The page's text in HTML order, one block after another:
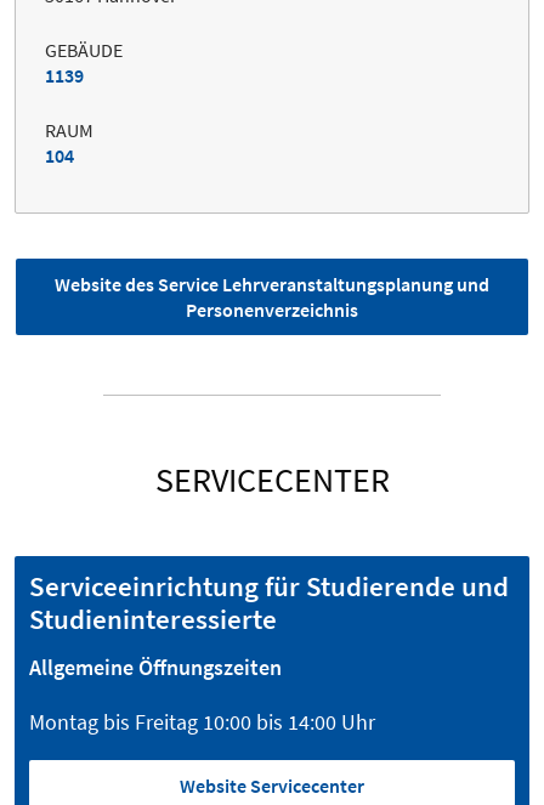
GEBÄUDE
1139
RAUM
104
Website des Service Lehrveranstaltungsplanung und
Personenverzeichnis
SERVICECENTER
Serviceeinrichtung für Studierende und
Studieninteressierte
Allgemeine Öffnungszeiten
Montag bis Freitag 10:00 bis 14:00 Uhr
Website Servicecenter